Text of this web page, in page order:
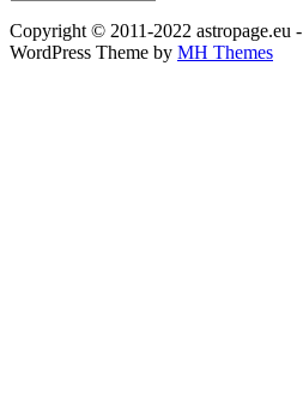
Copyright © 2011-2022 astropage.eu -
WordPress Theme by MH Themes